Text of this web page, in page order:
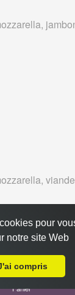
Panier
pour
notre site Web
compris